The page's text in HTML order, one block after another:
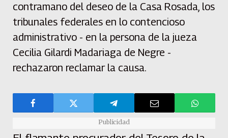
contramano del deseo de la Casa Rosada, los
tribunales federales en lo contencioso
administrativo - en la persona de la jueza
Cecilia Gilardi Madariaga de Negre -
rechazaron reclamar la causa.
Publicidad